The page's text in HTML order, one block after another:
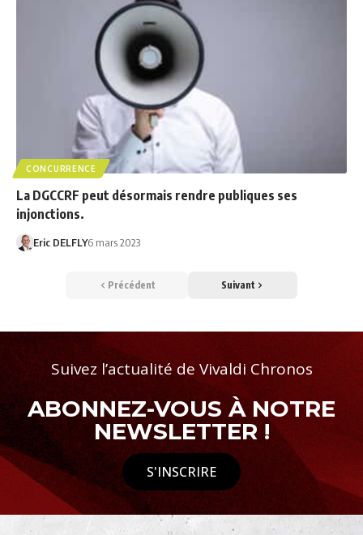
CONCURRENCE
La DGCCRF peut désormais rendre publiques ses
injonctions.
Eric DELFLY6 mars 2023
Précédent Suivant
Suivez l’actualité de Vivaldi Chronos
ABONNEZ-VOUS À NOTRE
NEWSLETTER !
S'INSCRIRE